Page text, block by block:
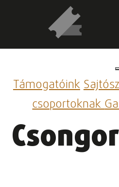
Támogatóink
csoportoknak